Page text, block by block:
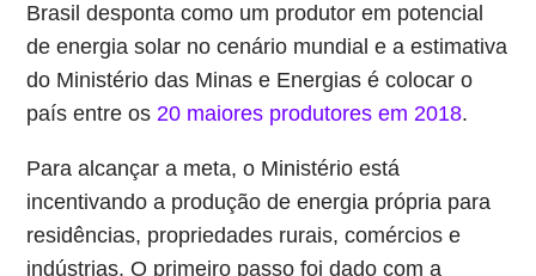
Brasil desponta como um produtor em potencial
de energia solar no cenário mundial e a estimativa
do Ministério das Minas e Energias é colocar o
país entre os20 maiores produtores em 2018.
Para alcançar a meta, o Ministério está
incentivando a produção de energia própria para
residências, propriedades rurais, comércios e
indústrias. O primeiro passo foi dado com a